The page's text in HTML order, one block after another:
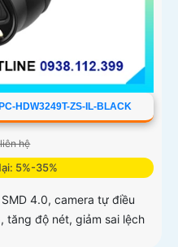
HDW3249T-ZS-IL-BLACK
hệ
5%-35%
4.0, camera tự điều
tăng độ nét, giảm sai lệch